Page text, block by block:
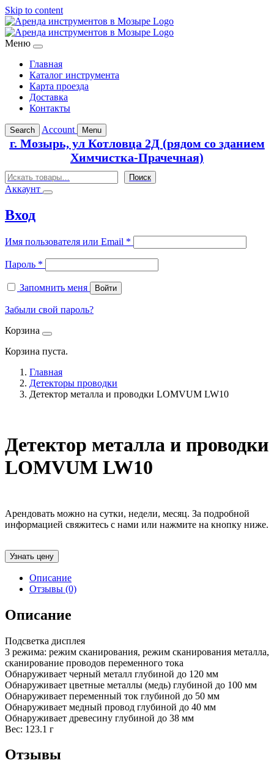
Skip to content
Меню
Главная
Каталог инструмента
Карта проезда
Доставка
Контакты
Search Account Menu
г. Мозырь, ул Котловца 2Д (рядом со зданием
Химчистка-Прачечная)
Поиск Поиск
Аккаунт
Вход
Имя пользователя или Email *
Пароль *
Запомнить меня Войти
Забыли свой пароль?
Корзина
Корзина пуста.
Главная
Детекторы проводки
Детектор металла и проводки LOMVUM LW10
Детектор металла и проводки
LOMVUM LW10
Арендовать можно на сутки, недели, месяц. За подробной
информацией свяжитесь с нами или нажмите на кнопку ниже.
Узнать цену
Описание
Отзывы (0)
Описание
Подсветка дисплея
3 режима: режим сканирования, режим сканирования металла,
сканирование проводов переменного тока
Обнаруживает черный металл глубиной до 120 мм
Обнаруживает цветные металлы (медь) глубиной до 100 мм
Обнаруживает переменный ток глубиной до 50 мм
Обнаруживает медный провод глубиной до 40 мм
Обнаруживает древесину глубиной до 38 мм
Вес: 123.1 г
Отзывы